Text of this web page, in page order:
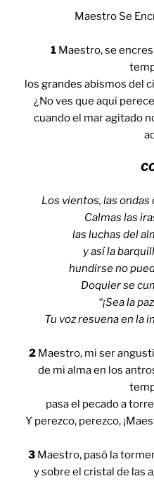
Maestro Se
1Maestro, se
los grandes abismos del
¿No ves que aquí
cuando el mar agitado
Los vientos, las ondas
Calmas las
las luchas del
y así la
hundirse no
Doquier se
“¡Sea la
Tu voz resuena en la
2Maestro, mi ser
de mi alma en los
pasa el pecado a
Y perezco, perezco,
3Maestro, pasó la
y sobre el cristal de las